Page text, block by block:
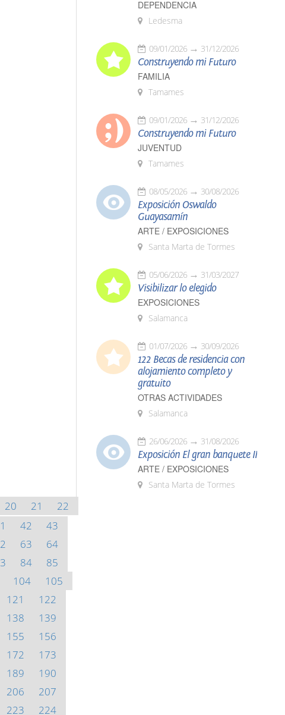
20 21
22
42
43
63
64
84
85
104
105
121
122
138
139
155
156
172
173
189
190
206
207
223 224
DEPENDENCIA
Ledesma
09/01/2026 31/12/2026
Construyendo mi Futuro
FAMILIA
Tamames
09/01/2026 31/12/2026
Construyendo mi Futuro
JUVENTUD
Tamames
08/05/2026 30/08/2026
Exposición Oswaldo
Guayasamín
ARTE / EXPOSICIONES
Santa Marta de Tormes
05/06/2026 31/03/2027
Visibilizar lo elegido
EXPOSICIONES
Salamanca
01/07/2026 30/09/2026
122 Becas de residencia con
alojamiento completo y
gratuito
OTRAS ACTIVIDADES
Salamanca
26/06/2026 31/08/2026
Exposición El gran banquete II
ARTE / EXPOSICIONES
Santa Marta de Tormes